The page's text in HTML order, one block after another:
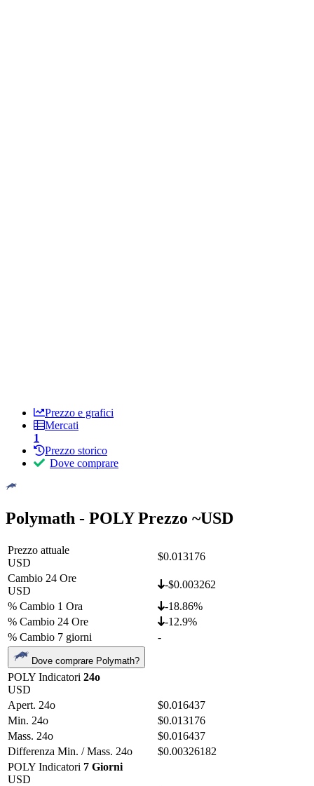
Prezzo e grafici
Mercati
1
Prezzo storico
Dove comprare
Polymath - POLY Prezzo ~USD
Prezzo attuale
USD
$0.013176
Cambio 24 Ore
USD
-$0.003262
% Cambio 1 Ora
-18.86%
% Cambio 24 Ore
-12.9%
% Cambio 7 giorni
-
Dove comprare Polymath?
POLY Indicatori 24o
USD
Apert. 24o
$0.016437
Min. 24o
$0.013176
Mass. 24o
$0.016437
Differenza Min. / Mass. 24o
$0.00326182
POLY Indicatori 7 Giorni
USD